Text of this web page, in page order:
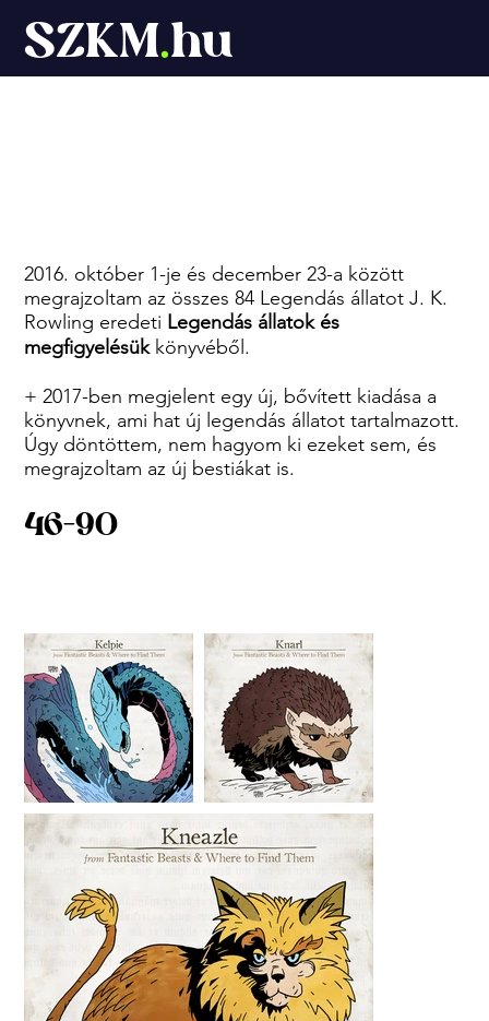
SZKM.hu
2016. október 1-je és december 23-a között
megrajzoltam az összes 84 Legendás állatot J. K.
Rowling eredeti Legendás állatok és
megfigyelésük könyvéből.
+ 2017-ben megjelent egy új, bővített kiadása a
könyvnek, ami hat új legendás állatot tartalmazott.
Úgy döntöttem, nem hagyom ki ezeket sem, és
megrajzoltam az új bestiákat is.
46-90